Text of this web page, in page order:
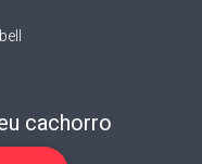
cachorro